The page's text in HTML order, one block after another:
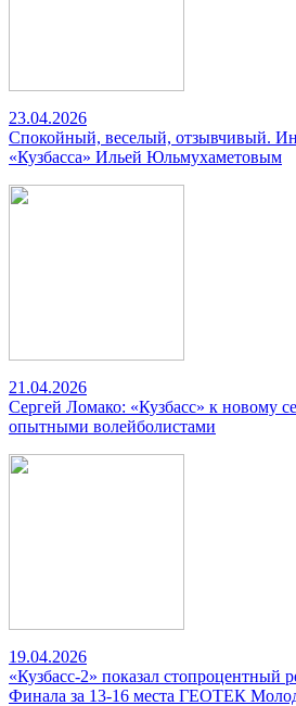
23.04.2026
Спокойный, веселый, отзывчивый.
«Кузбасса» Ильей Юльмухаметовым
21.04.2026
Сергей Ломако: «Кузбасс» к новому
опытными волейболистами
19.04.2026
«Кузбасс-2» показал стопроцентный
Финала за 13-16 места ГЕОТЕК